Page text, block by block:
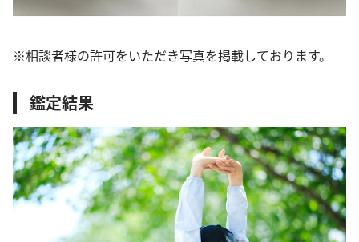
※相談者様の許可をいただき写真を掲載しております。
鑑定結果